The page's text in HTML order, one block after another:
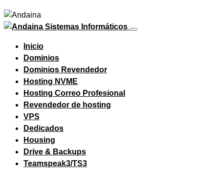
Inicio
Dominios
Dominios Revendedor
Hosting NVME
Hosting Correo Profesional
Revendedor de hosting
VPS
Dedicados
Housing
Drive & Backups
Teamspeak3/TS3